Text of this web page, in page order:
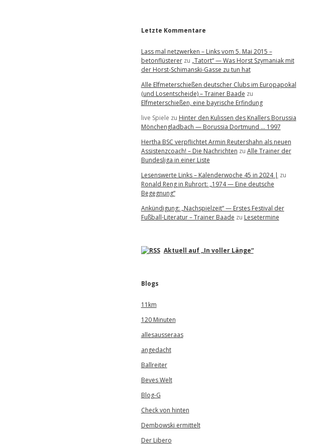
Letzte Kommentare
Lass mal netzwerken – Links vom 5. Mai 2015 –
betonflüstererzu „Tatort“ — Was Horst Szymaniak mit
der Horst-Schimanski-Gasse zu tun hat
Alle Elfmeterschießen deutscher Clubs im Europapokal
(und Losentscheide) – Trainer Baade zu
Elfmeterschießen, eine bayrische Erfindung
live Spiele zu Hinter den Kulissen des Knallers Borussia
Mönchengladbach — Borussia Dortmund … 1997
Hertha BSC verpflichtet Armin Reutershahn als neuen
Assistenzcoach! – Die Nachrichten zu Alle Trainer der
Bundesliga in einer Liste
Lesenswerte Links – Kalenderwoche 45 in 2024 | zu
Ronald Reng in Ruhrort: „1974 — Eine deutsche
Begegnung“
Ankündigung: „Nachspielzeit“ — Erstes Festival der
Fußball-Literatur – Trainer Baade zu Lesetermine
Aktuell auf „In voller Länge“
Blogs
11km
120 Minuten
allesausseraas
angedacht
Ballreiter
Beves Welt
Blog-G
Check von hinten
Dembowski ermittelt
Der Libero